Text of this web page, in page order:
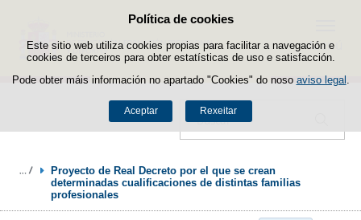
Política de cookies
Este sitio web utiliza cookies propias para facilitar a navegación e
cookies de terceiros para obter estatísticas de uso e satisfacción.
Pode obter máis información no apartado "Cookies" do noso aviso legal
Aceptar Rexeitar
Saltar ao contido
Buscador
Menú
Proyecto de Real Decreto por el que se crean
determinadas cualificaciones de distintas familias
profesionales